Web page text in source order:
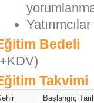
Bedeli
Takvimi
Başlangıç